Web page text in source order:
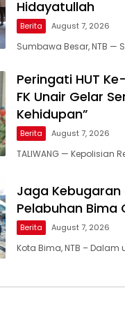
Hidayatullah
Berita August 7, 2026
Sumbawa Besar, NTB —
Peringati HUT
FK Unair Gelar
Kehidupan”
Berita August 7, 2026
TALIWANG — Kepolisian
Jaga
Pelabuhan Bima
Berita August 7, 2026
Kota Bima, NTB –